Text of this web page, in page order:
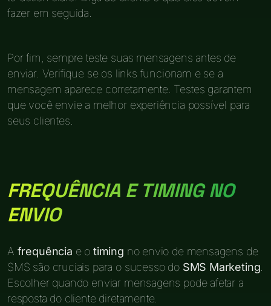
fazer em seguida.
Por fim, sempre teste suas mensagens antes de
enviar. Verifique se os links funcionam e se a
mensagem aparece corretamente. Testes garantem
que você envie a melhor experiência possível para
seus clientes.
FREQUÊNCIA E TIMING NO
ENVIO
A frequência e o timing no envio de mensagens de
SMS são cruciais para o sucesso do SMS Marketing
Escolher quando enviar mensagens pode afetar a
resposta do cliente diretamente.